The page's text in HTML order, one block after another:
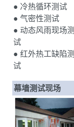
● 冷热循环测试
● 气密性测试
● 动态风雨现场测
试
● 红外热工缺陷测
试
幕墙测试现场